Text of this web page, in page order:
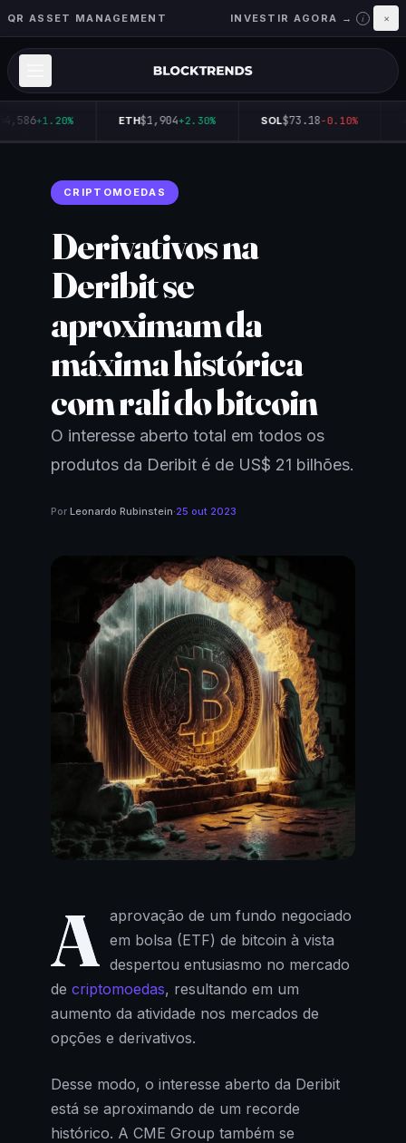
QR ASSET MANAGEMENT INVESTIR AGORA → i ×
+1.20% ETH$1,904+2.30% SOL$73.18-0.10%
CRIPTOMOEDAS
Derivativos na
Deribit se
aproximam da
máxima histórica
com rali do bitcoin
O interesse aberto total em todos os
produtos da Deribit é de US$ 21 bilhões.
Por Leonardo Rubinstein·25 out 2023
A aprovação de um fundo negociado
em bolsa (ETF) de bitcoin à vista
despertou entusiasmo no mercado
de criptomoedas, resultando em um
aumento da atividade nos mercados de
opções e derivativos.
Desse modo, o interesse aberto da Deribit
está se aproximando de um recorde
histórico. A CME Group também se